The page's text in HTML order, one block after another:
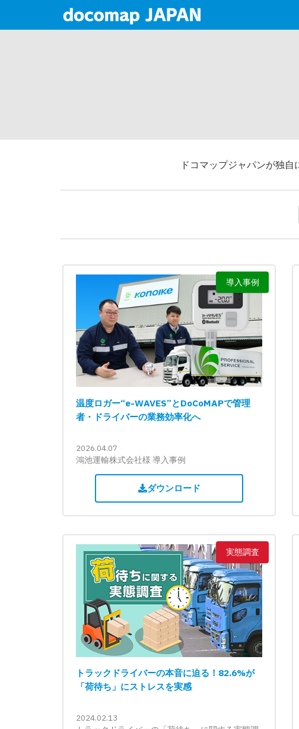
ドコマップジャパンが独
導入事例
温度ロガー“e-WAVES”とDoCoMAPで管理
者・ドライバーの業務効率化へ
2026.04.07
鴻池運輸株式会社様 導入事例
ダウンロード
実態調査
トラックドライバーの本音に迫る！82.6%が
「荷待ち」にストレスを実感
2024.02.13